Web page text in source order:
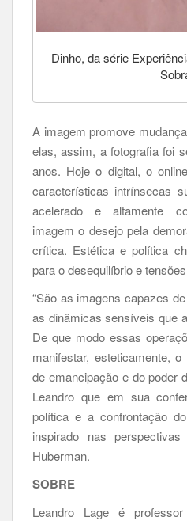
Dinho, da série
A imagem promove
elas, assim, a fotografia foi
anos. Hoje o digital, o
características intrínsecas
acelerado e altamente
imagem o desejo pela
crítica. Estética e política
para o desequilíbrio e
“São as imagens capazes
as dinâmicas sensíveis que
De que modo essas
manifestar, esteticamente,
de emancipação e do poder
Leandro que em sua
política e a confrontação
inspirado nas
Huberman.
SOBRE
Leandro Lage é